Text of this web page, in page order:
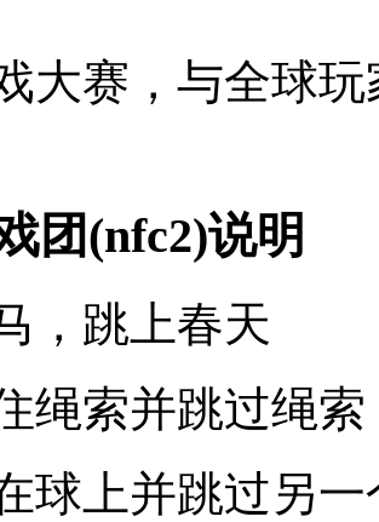
大赛，与全球
团(nfc2)说明
，跳上春天
绳索并跳过绳索
球上并跳过另一